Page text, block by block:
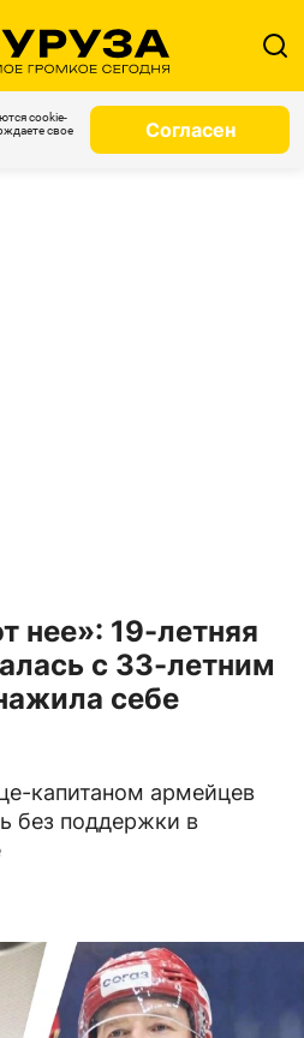
cookie-
свое
Согласен
нее»: 19-летняя
с 33-летним
себе
капитаном армейцев
без поддержки в